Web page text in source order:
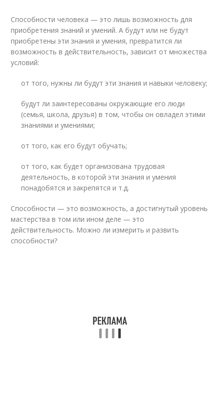
Способности человека — это лишь возможность для
приобретения знаний и умений. А будут или не будут
приобретены эти знания и умения, превратится ли
возможность в действительность, зависит от множества
условий:
от того, нужны ли будут эти знания и навыки человеку;
будут ли заинтересованы окружающие его люди
(семья, школа, друзья) в том, чтобы он овладел этими
знаниями и умениями;
от того, как его будут обучать;
от того, как будет организована трудовая
деятельность, в которой эти знания и умения
понадобятся и закрепятся и т.д.
Способности — это возможность, а достигнутый уровень
мастерства в том или ином деле — это
действительность. Можно ли измерить и развить
способности?